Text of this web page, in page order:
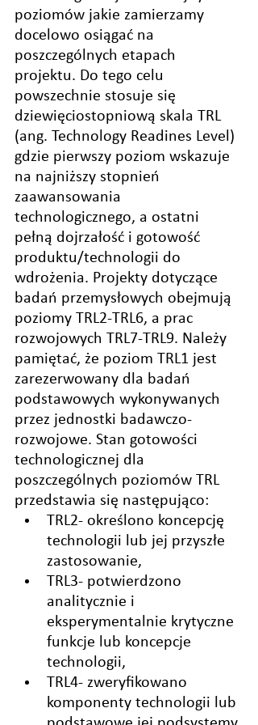
poziomów jakie zamierzamy
docelowo osiągać na
poszczególnych etapach
projektu. Do tego celu
powszechnie stosuje się
dziewięciostopniową skala TRL
(ang. Technology Readines Level)
gdzie pierwszy poziom wskazuje
na najniższy stopnień
zaawansowania
technologicznego, a ostatni
pełną dojrzałość i gotowość
produktu/technologii do
wdrożenia. Projekty dotyczące
badań przemysłowych obejmują
poziomy TRL2-TRL6, a prac
rozwojowych TRL7-TRL9. Należy
pamiętać, że poziom TRL1 jest
zarezerwowany dla badań
podstawowych wykonywanych
przez jednostki badawczo-
rozwojowe. Stan gotowości
technologicznej dla
poszczególnych poziomów TRL
przedstawia się następująco:
TRL2- określono koncepcję
technologii lub jej przyszłe
zastosowanie,
TRL3- potwierdzono
analitycznie i
eksperymentalnie krytyczne
funkcje lub koncepcje
technologii,
TRL4- zweryfikowano
komponenty technologii lub